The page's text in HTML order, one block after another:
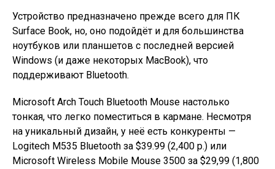
Устройство предназначено прежде всего для ПК
Surface Book, но, оно подойдёт и для большинства
ноутбуков или планшетов с последней версией
Windows (и даже некоторых MacBook), что
поддерживают Bluetooth.
Microsoft Arch Touch Bluetooth Mouse настолько
тонкая, что легко поместиться в кармане. Несмотря
на уникальный дизайн, у неё есть конкуренты —
Logitech M535 Bluetooth за $39.99 (2,400 р.) или
Microsoft Wireless Mobile Mouse 3500 за $29,99 (1,800